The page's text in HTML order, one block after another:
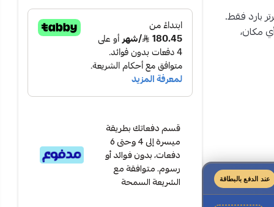
.
مكان،
عند الدفع بالبطاقة
قسم دفعاتك بطريقة
ميسرة إلى 4 وحتى 6
دفعات، بدون فوائد أو
رسوم. متوافقة مع
الشريعة السمحة